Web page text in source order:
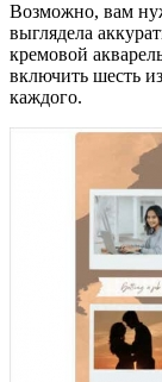
Возможно, вам
выглядела
кремовой
включить шесть
каждого.